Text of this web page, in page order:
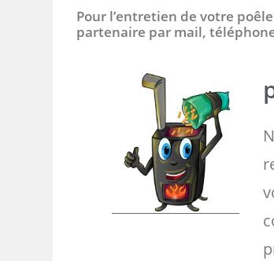
Pour l’entretien de votre
partenaire par mail,